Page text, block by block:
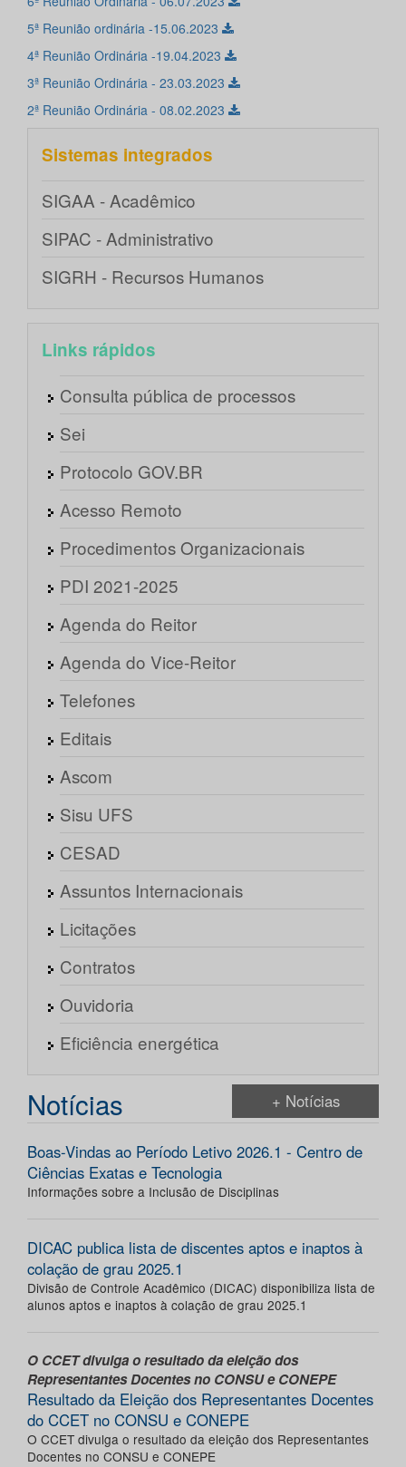
5ª Reunião ordinária -15.06.2023
4ª Reunião Ordinária -19.04.2023
3ª Reunião Ordinária - 23.03.2023
2ª Reunião Ordinária - 08.02.2023
Sistemas integrados
SIGAA - Acadêmico
SIPAC - Administrativo
SIGRH - Recursos Humanos
Links rápidos
Consulta pública de processos
Sei
Protocolo GOV.BR
Acesso Remoto
Procedimentos Organizacionais
PDI 2021-2025
Agenda do Reitor
Agenda do Vice-Reitor
Telefones
Editais
Ascom
Sisu UFS
CESAD
Assuntos Internacionais
Licitações
Contratos
Ouvidoria
Eficiência energética
Notícias + Notícias
Boas-Vindas ao Período Letivo 2026.1 - Centro de
Ciências Exatas e Tecnologia
Informações sobre a Inclusão de Disciplinas
DICAC publica lista de discentes aptos e inaptos à
colação de grau 2025.1
Divisão de Controle Acadêmico (DICAC) disponibiliza lista de
alunos aptos e inaptos à colação de grau 2025.1
O CCET divulga o resultado da eleição dos
Representantes Docentes no CONSU e CONEPE
Resultado da Eleição dos Representantes Docentes
do CCET no CONSU e CONEPE
O CCET divulga o resultado da eleição dos Representantes
Docentes no CONSU e CONEPE